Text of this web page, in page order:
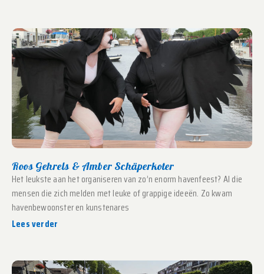
Roos Gehrels & Amber Schäperkoter
Het leukste aan het organiseren van zo’n enorm havenfeest? Al die
mensen die zich melden met leuke of grappige ideeën. Zo kwam
havenbewoonster en kunstenares
Lees verder